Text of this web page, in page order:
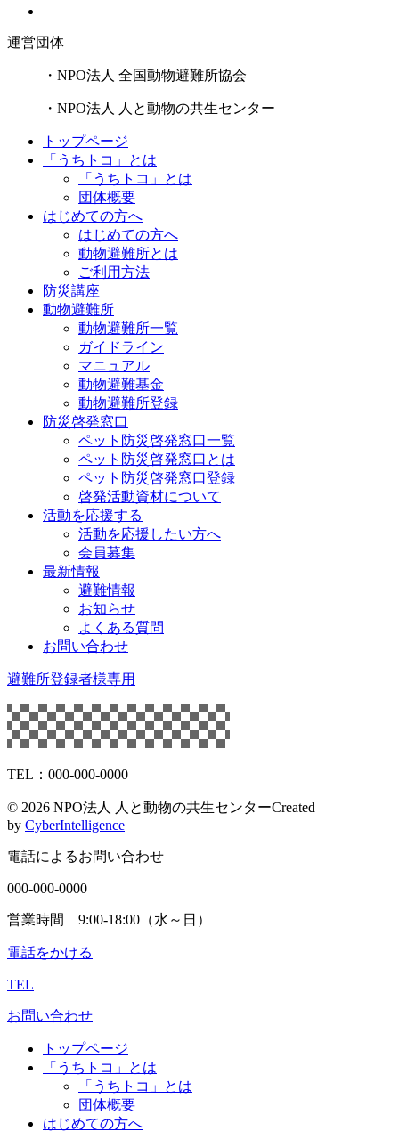
運営団体
・NPO法人 全国動物避難所協会
・NPO法人 人と動物の共生センター
トップページ
「うちトコ」とは
「うちトコ」とは
団体概要
はじめての方へ
はじめての方へ
動物避難所とは
ご利用方法
防災講座
動物避難所
動物避難所一覧
ガイドライン
マニュアル
動物避難基金
動物避難所登録
防災啓発窓口
ペット防災啓発窓口一覧
ペット防災啓発窓口とは
ペット防災啓発窓口登録
啓発活動資材について
活動を応援する
活動を応援したい方へ
会員募集
最新情報
避難情報
お知らせ
よくある質問
お問い合わせ
避難所登録者様専用
TEL：000-000-0000
© 2026 NPO法人 人と動物の共生センターCreated
by CyberIntelligence
電話によるお問い合わせ
000-000-0000
営業時間 9:00-18:00（水～日）
電話をかける
TEL
お問い合わせ
トップページ
「うちトコ」とは
「うちトコ」とは
団体概要
はじめての方へ